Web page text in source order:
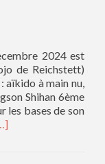
2024 est
de Reichstett)
aïkido à main nu,
Shihan 6ème
les bases de son